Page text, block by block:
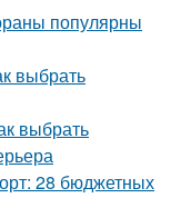
популярны
выбрать
выбрать
28 бюджетных